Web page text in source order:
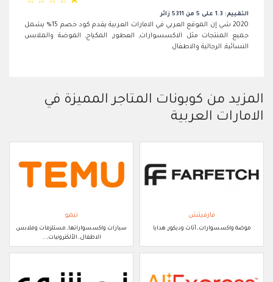
التقييم: 1.3 على 5 من 5311 زائر
2020 شي إن الموقع العربي في الامارات العربية يقدم كود خصم 15% يشمل
جميع المنتجات مثل الاكسسوارات, العطور, المكياج, الموضة والملابس
النسائية, الرجالية والاطفال
المزيد من كوبونات المتاجر المميزة في
الامارات العربية
فارفيتش
موضة واكسسوارات, أثاث وديكور, هدايا
تيمو
سيارات واكسسواراتها, مستلزمات وملابس
الاطفال, الألكترونيات, ..